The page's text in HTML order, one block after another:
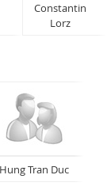
Constantin
Lorz
Hung Tran Duc